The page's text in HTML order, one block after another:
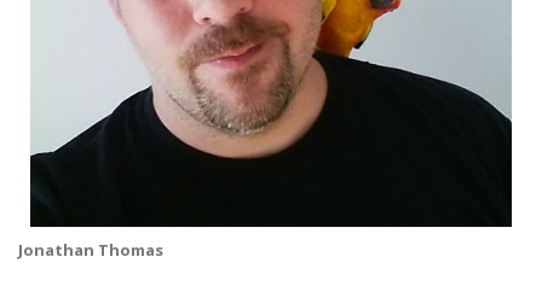
Jonathan Thomas